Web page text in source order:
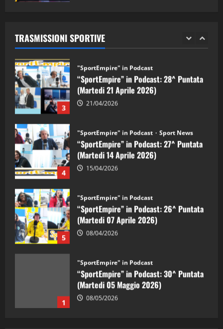
TRASMISSIONI SPORTIVE
2 28/04/2026
3
"SportEmpire" in Podcast
“SportEmpire” in Podcast: 28^ Puntata
(Martedi 21 Aprile 2026)
21/04/2026
4
"SportEmpire" in Podcast Sport News
“SportEmpire” in Podcast: 27^ Puntata
(Martedi 14 Aprile 2026)
15/04/2026
5
"SportEmpire" in Podcast
“SportEmpire” in Podcast: 26^ Puntata
(Martedi 07 Aprile 2026)
08/04/2026
1
"SportEmpire" in Podcast
“SportEmpire” in Podcast: 30^ Puntata
(Martedi 05 Maggio 2026)
08/05/2026